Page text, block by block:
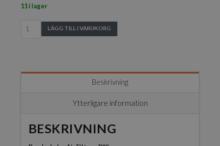
11 i lager
-
LÄGG TILL I VARUKORG
Beskrivning
Ytterligare information
BESKRIVNING